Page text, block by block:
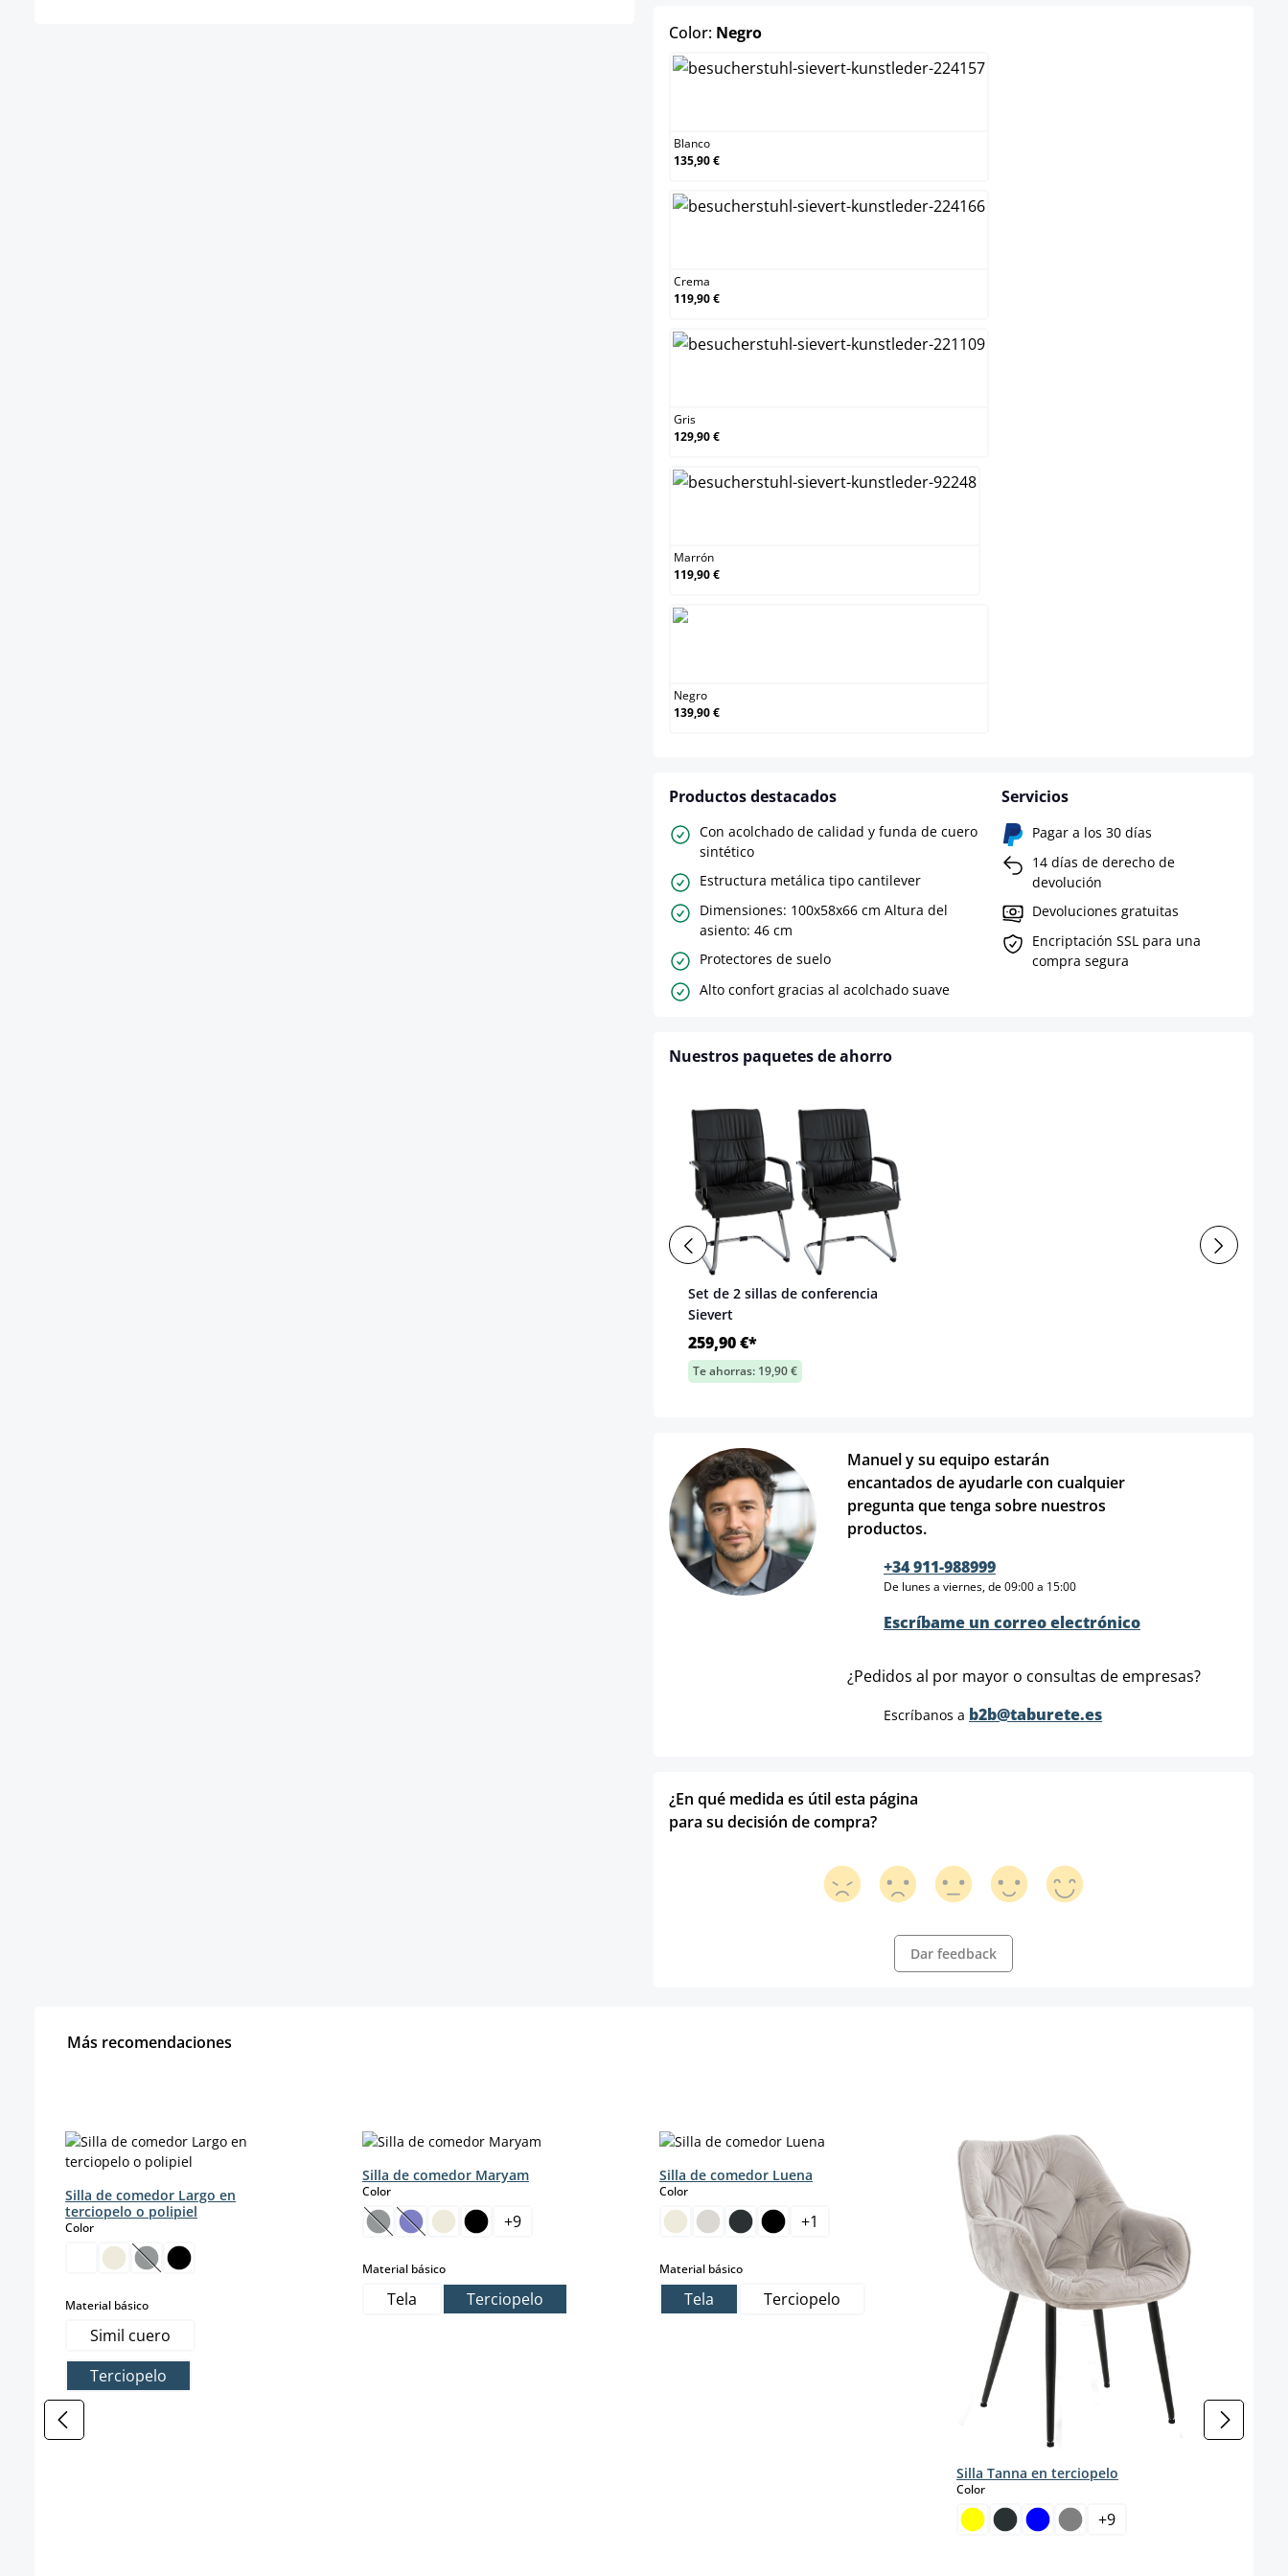
Color: Negroselect
Blanco
135,90 €
Crema
119,90 €
Gris
129,90 €
Marrón
119,90 €
Negro
139,90 €
Productos destacados
Con acolchado de calidad y funda de cuero
sintético
Estructura metálica tipo cantilever
Dimensiones: 100x58x66 cm Altura del
asiento: 46 cm
Protectores de suelo
Alto confort gracias al acolchado suave
Servicios
Pagar a los 30 días
14 días de derecho de
devolución
Devoluciones gratuitas
Encriptación SSL para una
compra segura
Nuestros paquetes de ahorro
Set de 2 sillas de conferencia
Sievert
259,90 €*
Te ahorras: 19,90 €
Manuel y su equipo estarán
encantados de ayudarle con cualquier
pregunta que tenga sobre nuestros
productos.
+34 911-988999
De lunes a viernes, de 09:00 a 15:00
Escríbame un correo electrónico
¿Pedidos al por mayor o consultas de empresas?
Escríbanos a b2b@taburete.es
¿En qué medida es útil esta página
para su decisión de compra?
Dar feedback
Más recomendaciones
Silla de comedor Largo en
terciopelo o polipiel
Colorselect
(Esta opción no está disponible en este momento.)
Material básicoselect
Simil cuero
Terciopelo
Silla de comedor Maryam
Colorselect
(Esta opción no está disponible en este momento.)
(Esta opción no está disponible en este momento.)
+9
Material básicoselect
Tela Terciopelo
Silla de comedor Luena
Colorselect
+1
Material básicoselect
Tela Terciopelo
Silla Tanna en terciopelo
Colorselect
+9